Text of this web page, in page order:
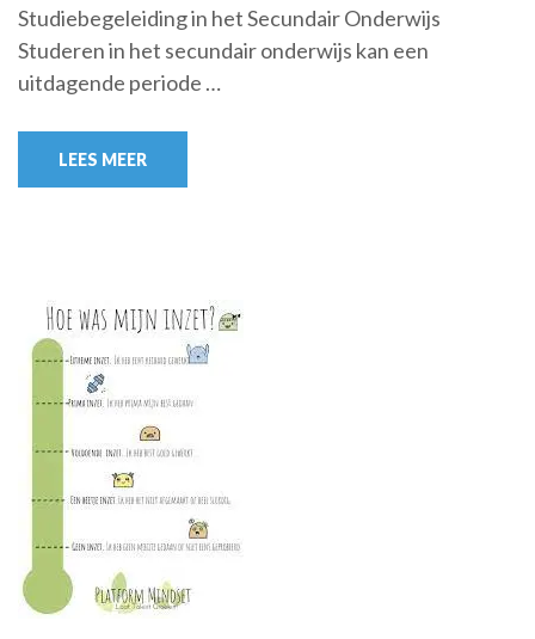
Studiebegeleiding in het Secundair Onderwijs
Studeren in het secundair onderwijs kan een
uitdagende periode …
LEES MEER